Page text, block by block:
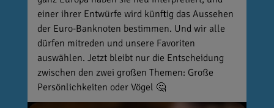
einer ihrer Entwürfe wird künftig das Aussehen
der Euro-Banknoten bestimmen. Und wir alle
dürfen mitreden und unsere Favoriten
auswählen. Jetzt bleibt nur die Entscheidung
zwischen den zwei großen Themen: Große
Persönlichkeiten oder Vögel 🤔